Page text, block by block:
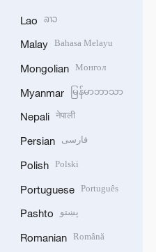
Lao ລາວ
Malay Bahasa Melayu
Mongolian Монгол
Myanmar မြန်မာဘာသာ
Nepali नेपाली
Persian فارسی
Polish Polski
Portuguese Português
Pashto پښتو
Romanian Română